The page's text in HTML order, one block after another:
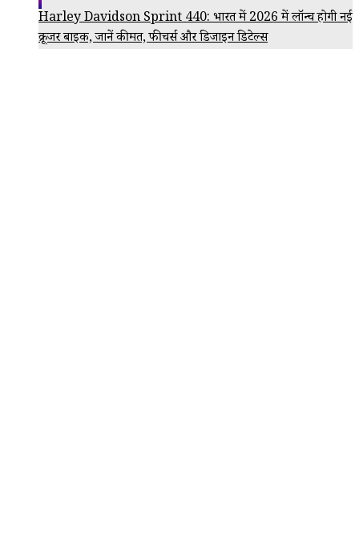
Harley Davidson Sprint 440: भारत में 2026 में लॉन्च होगी नई
क्रूजर बाइक, जानें कीमत, फीचर्स और डिजाइन डिटेल्स